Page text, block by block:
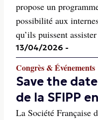
propose un
possibilité aux
qu’ils puissent
13/04/2026 -
Congrès & Événements
Save the
de la SFIPP
La Société Française